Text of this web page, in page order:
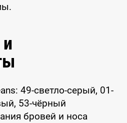
49-светло-серый, 01-
53-чёрный
бровей и носа